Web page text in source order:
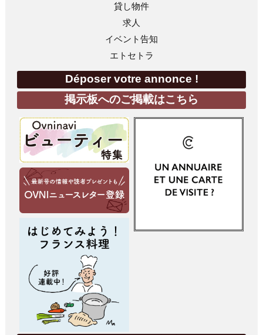
貸し物件
求人
イベント告知
エトセトラ
Déposer votre annonce !
掲示板へのご掲載はこちら